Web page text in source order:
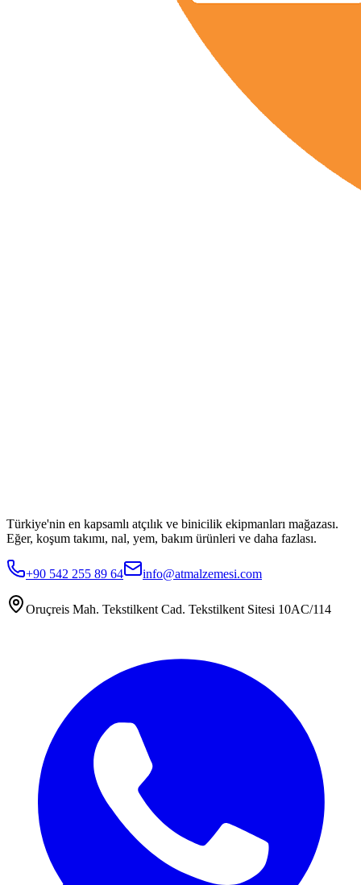
Türkiye'nin en kapsamlı atçılık ve binicilik ekipmanları mağazası.
Eğer, koşum takımı, nal, yem, bakım ürünleri ve daha fazlası.
+90 542 255 89 64 info@atmalzemesi.com
Oruçreis Mah. Tekstilkent Cad. Tekstilkent Sitesi 10AC/114